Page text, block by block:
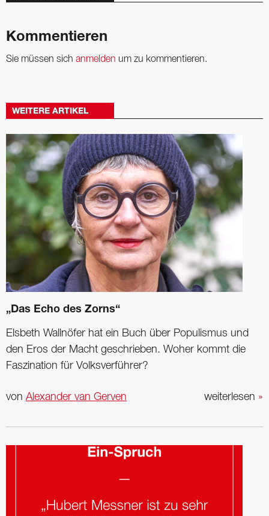
Kommentieren
Sie müssen sich anmelden um zu kommentieren.
WEITERE ARTIKEL
„Das Echo des Zorns“
Elsbeth Wallnöfer hat ein Buch über Populismus und
den Eros der Macht geschrieben. Woher kommt die
Faszination für Volksverführer?
weiterlesen »
von Alexander van Gerven